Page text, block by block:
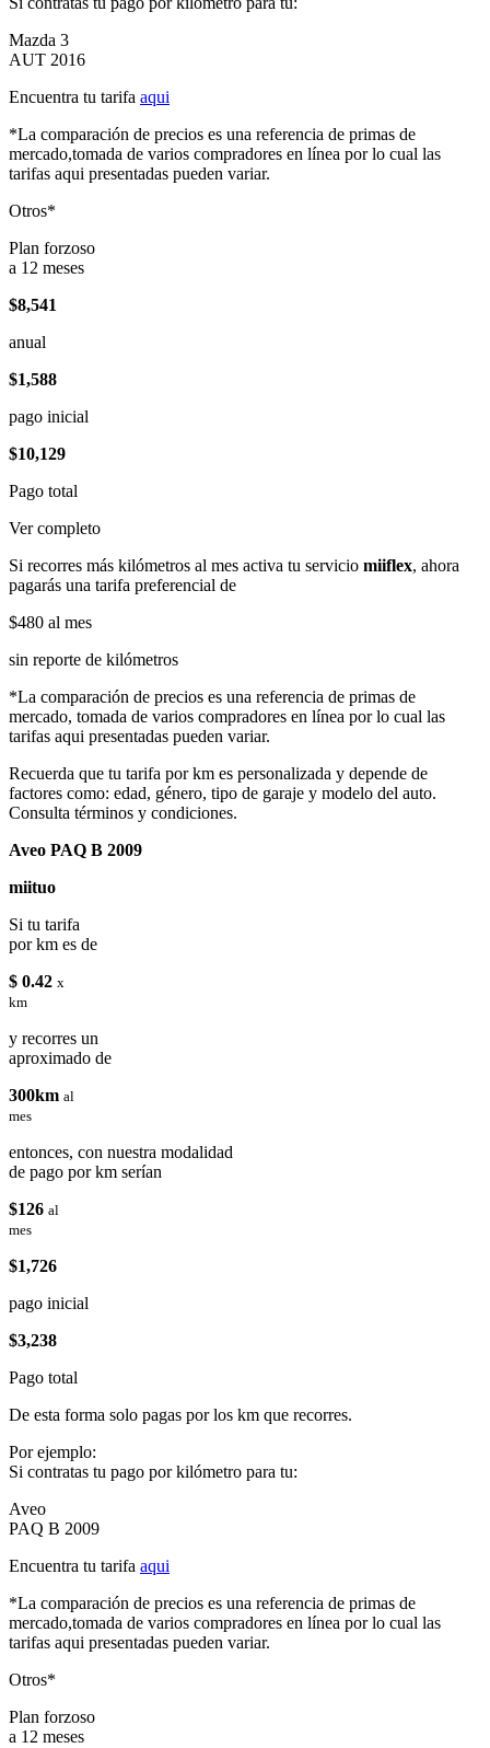
Mazda 3
AUT 2016
Encuentra tu tarifa aqui
*La comparación de precios es una referencia de primas de
mercado,tomada de varios compradores en línea por lo cual las
tarifas aqui presentadas pueden variar.
Otros*
Plan forzoso
a 12 meses
$8,541
anual
$1,588
pago inicial
$10,129
Pago total
Ver completo
Si recorres más kilómetros al mes activa tu servicio miiflex, ahora
pagarás una tarifa preferencial de
$480 al mes
sin reporte de kilómetros
*La comparación de precios es una referencia de primas de
mercado, tomada de varios compradores en línea por lo cual las
tarifas aqui presentadas pueden variar.
Recuerda que tu tarifa por km es personalizada y depende de
factores como: edad, género, tipo de garaje y modelo del auto.
Consulta términos y condiciones.
Aveo PAQ B 2009
miituo
Si tu tarifa
por km es de
$ 0.42 x
km
y recorres un
aproximado de
300km al
mes
entonces, con nuestra modalidad
de pago por km serían
$126 al
mes
$1,726
pago inicial
$3,238
Pago total
De esta forma solo pagas por los km que recorres.
Por ejemplo:
Si contratas tu pago por kilómetro para tu:
Aveo
PAQ B 2009
Encuentra tu tarifa aqui
*La comparación de precios es una referencia de primas de
mercado,tomada de varios compradores en línea por lo cual las
tarifas aqui presentadas pueden variar.
Otros*
Plan forzoso
a 12 meses